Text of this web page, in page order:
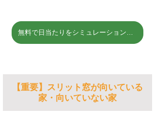
【重要】スリット窓が向いている
家・向いていない家